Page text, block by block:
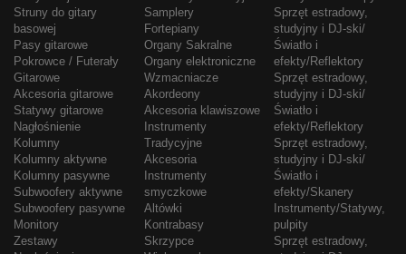
Struny do gitary
basowej
Pasy gitarowe
Pokrowce / Futerały
Gitarowe
Akcesoria gitarowe
Statywy gitarowe
Nagłośnienie
Kolumny
Kolumny aktywne
Kolumny pasywne
Subwoofery aktywne
Subwoofery pasywne
Monitory
Zestawy
Samplery
Fortepiany
Organy Sakralne
Organy elektroniczne
Wzmacniacze
Akordeony
Akcesoria klawiszowe
Instrumenty
Tradycyjne
Akcesoria
Instrumenty
smyczkowe
Altówki
Kontrabasy
Skrzypce
Sprzęt estradowy,
studyjny i DJ-ski/
Światło i
efekty/Reflektory
Sprzęt estradowy,
studyjny i DJ-ski/
Światło i
efekty/Reflektory
Sprzęt estradowy,
studyjny i DJ-ski/
Światło i
efekty/Skanery
Instrumenty/Statywy,
pulpity
Sprzęt estradowy,